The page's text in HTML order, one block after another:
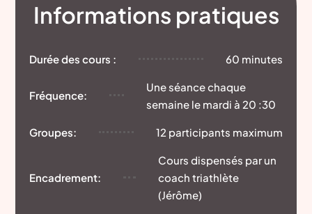
Informations pratiques
Durée des cours : 60 minutes
Fréquence:
Une séance chaque
semaine le mardi à 20 :30
Groupes: 12 participants maximum
Encadrement:
Cours dispensés par un
coach triathlète
(Jérôme)